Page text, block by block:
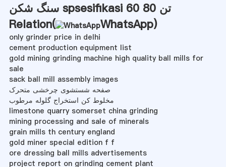
سنگ شکن spsesifikasi 60 80 تن
Relation(
WhatsApp)
only grinder price in delhi
cement production equipment list
gold mining grinding machine high quality ball mills for
sale
sack ball mill assembly images
صفحه شستشوی چرخشی متحرک
مخلوط کن استخراج گلوله مرطوب
limestone quarry somerset china grinding
mining processing and sale of minerals
grain mills th century england
gold miner special edition f f
ore dressing ball mills advertisements
project report on grinding cement plant